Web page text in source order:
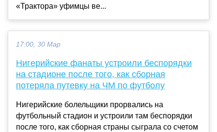
«Трактора» уфимцы ве...
17:00, 30 Мар
Нигерийские фанаты устроили беспорядки
на стадионе после того, как сборная
потеряла путевку на ЧМ по футболу
Нигерийские болельщики прорвались на
футбольный стадион и устроили там беспорядки
после того, как сборная страны сыграла со счетом